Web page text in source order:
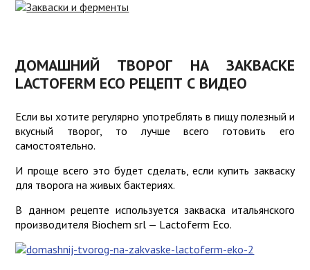
ИНТЕРНЕТ-
РЕЦЕПТЫ
ОБОРУДОВАНИЕ
СОВЕТЫ
КУЛИНАРИЯ
КАЧЕСТВО
ПОЛЬЗА
О
ЗАКВАСКИ
ЗАКВАСКИ
ЗАКВАСКИ
ТВОРОГА
ДОМАШНИЙ ТВОРОГ НА ЗАКВАСКЕ
LACTОFERM ECO РЕЦЕПТ С ВИДЕО
Если вы хотите регулярно употреблять в пищу полезный и
вкусный творог, то лучше всего готовить его
самостоятельно.
И проще всего это будет сделать, если купить закваску
для творога на живых бактериях.
В данном рецепте используется закваска итальянского
производителя Biochem srl — Lactоferm Eco.